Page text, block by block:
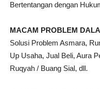
Bertentangan dengan
MACAM PROBLEM
Solusi Problem Asmara,
Up Usaha, Jual Beli, Aura
Ruqyah / Buang Sial, dll.